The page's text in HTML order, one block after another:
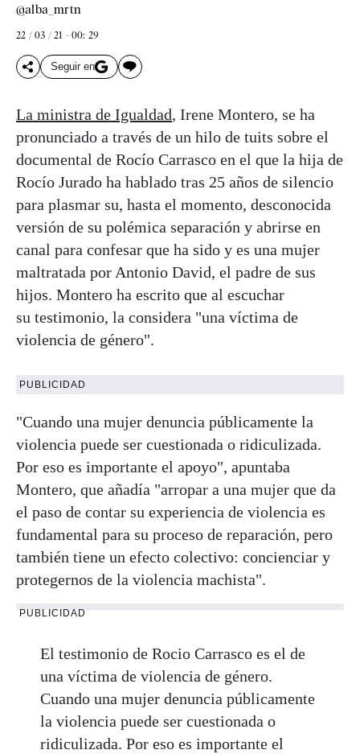
@alba_mrtn
22 / 03 / 21 - 00: 29
Seguir en
La ministra de Igualdad, Irene Montero, se ha
pronunciado a través de un hilo de tuits sobre el
documental de Rocío Carrasco en el que la hija de
Rocío Jurado ha hablado tras 25 años de silencio
para plasmar su, hasta el momento, desconocida
versión de su polémica separación y abrirse en
canal para confesar que ha sido y es una mujer
maltratada por Antonio David, el padre de sus
hijos. Montero ha escrito que al escuchar
su testimonio, la considera "una víctima de
violencia de género".
PUBLICIDAD
"Cuando una mujer denuncia públicamente la
violencia puede ser cuestionada o ridiculizada.
Por eso es importante el apoyo", apuntaba
Montero, que añadía "arropar a una mujer que da
el paso de contar su experiencia de violencia es
fundamental para su proceso de reparación, pero
también tiene un efecto colectivo: concienciar y
protegernos de la violencia machista".
PUBLICIDAD
El testimonio de Rocio Carrasco es el de
una víctima de violencia de género.
Cuando una mujer denuncia públicamente
la violencia puede ser cuestionada o
ridiculizada. Por eso es importante el